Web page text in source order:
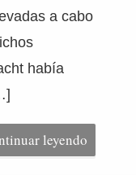
a cabo
había
leyendo